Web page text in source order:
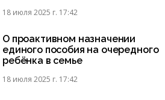
18 июля 2025 г. 17:42
О проактивном назначении
единого пособия на очередного
ребёнка в семье
18 июля 2025 г. 17:42